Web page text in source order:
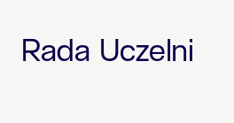
Rada Uczelni